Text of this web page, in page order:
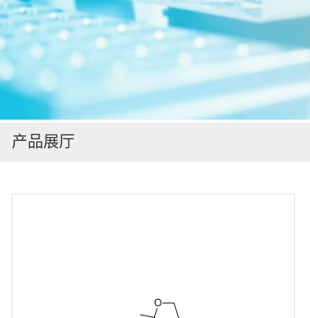
产品展厅